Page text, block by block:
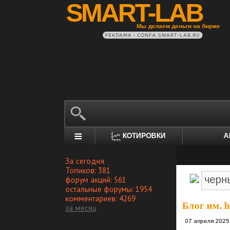
SMART-LAB
Мы делаем деньги на бирже
РЕКЛАМА • CONFA.SMART-LAB.RU
КОТИРОВКИ
За сегодня
Топиков: 381
форум акций: 561
остальные форумы: 1954
комментариев: 4269
за месяц
Блог им.
07 апреля